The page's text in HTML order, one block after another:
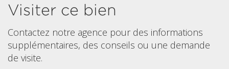
Visiter ce bien
Contactez notre agence pour des informations
supplémentaires, des conseils ou une demande
de visite.